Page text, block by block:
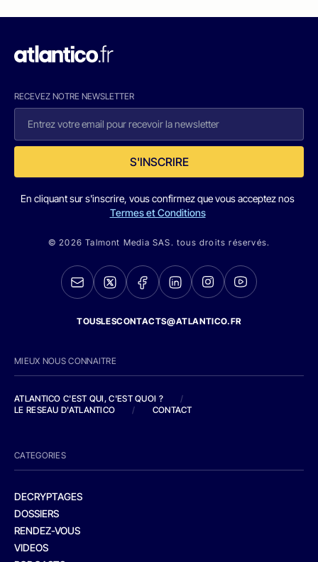
RECEVEZ NOTRE NEWSLETTER
S'INSCRIRE
En cliquant sur s'inscrire, vous confirmez que vous acceptez nos
Termes et Conditions
© 2026 Talmont Media SAS. tous droits réservés.
TOUSLESCONTACTS@ATLANTICO.FR
MIEUX NOUS CONNAITRE
ATLANTICO C'EST QUI, C'EST QUOI ?
/
LE RESEAU D'ATLANTICO
/ CONTACT
CATEGORIES
DECRYPTAGES
DOSSIERS
RENDEZ-VOUS
VIDEOS